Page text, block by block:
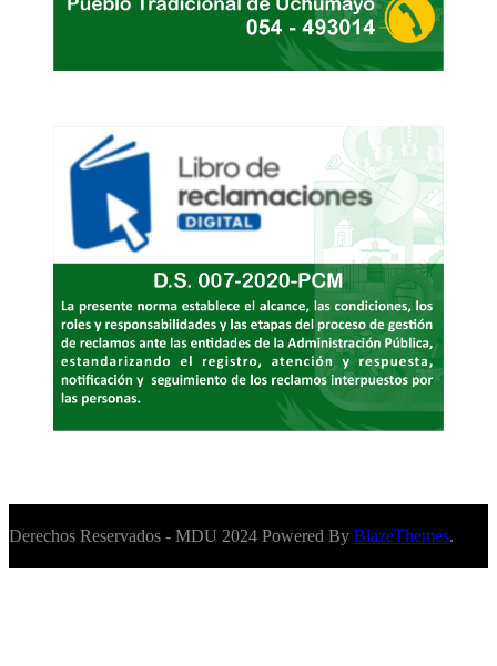
Derechos Reservados - MDU 2024 Powered By BlazeThemes.